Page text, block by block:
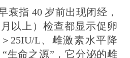
衰指 40 岁前出现闭经，
以上）检查都显示促卵
25IU/L、雌激素水平降
生命之源”，它分泌的雌